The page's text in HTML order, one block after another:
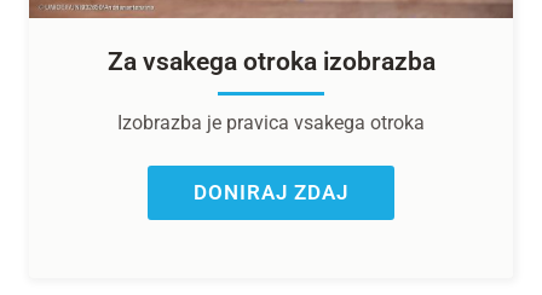
Za vsakega otroka izobrazba
Izobrazba je pravica vsakega otroka
DONIRAJ ZDAJ